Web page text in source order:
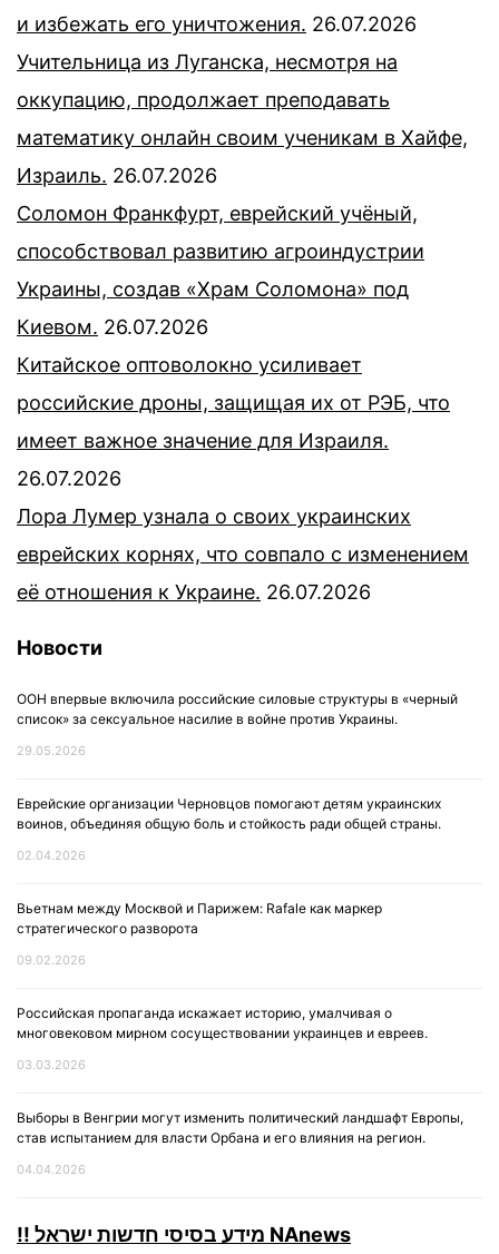
и избежать его уничтожения. 26.07.2026
Учительница из Луганска, несмотря на
оккупацию, продолжает преподавать
математику онлайн своим ученикам в Хайфе,
Израиль. 26.07.2026
Соломон Франкфурт, еврейский учёный,
способствовал развитию агроиндустрии
Украины, создав «Храм Соломона» под
Киевом. 26.07.2026
Китайское оптоволокно усиливает
российские дроны, защищая их от РЭБ, что
имеет важное значение для Израиля.
26.07.2026
Лора Лумер узнала о своих украинских
еврейских корнях, что совпало с изменением
её отношения к Украине. 26.07.2026
Новости
ООН впервые включила российские силовые структуры в «черный
список» за сексуальное насилие в войне против Украины.
29.05.2026
Еврейские организации Черновцов помогают детям украинских
воинов, объединяя общую боль и стойкость ради общей страны.
02.04.2026
Вьетнам между Москвой и Парижем: Rafale как маркер
стратегического разворота
09.02.2026
Российская пропаганда искажает историю, умалчивая о
многовековом мирном сосуществовании украинцев и евреев.
03.03.2026
Выборы в Венгрии могут изменить политический ландшафт Европы,
став испытанием для власти Орбана и его влияния на регион.
04.04.2026
!! מידע בסיסי חדשות ישראל NAnews